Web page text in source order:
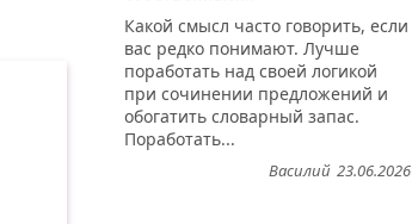
Какой смысл часто говорить, если
вас редко понимают. Лучше
поработать над своей логикой
при сочинении предложений и
обогатить словарный запас.
Поработать...
23.06.2026
Василий